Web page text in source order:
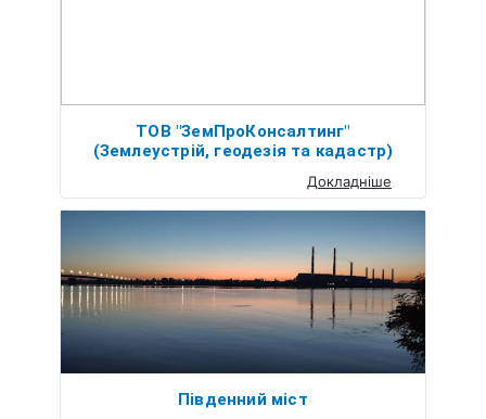
ТОВ "ЗемПроКонсалтинг"
(Землеустрій, геодезія та кадастр)
Докладніше
Південний міст